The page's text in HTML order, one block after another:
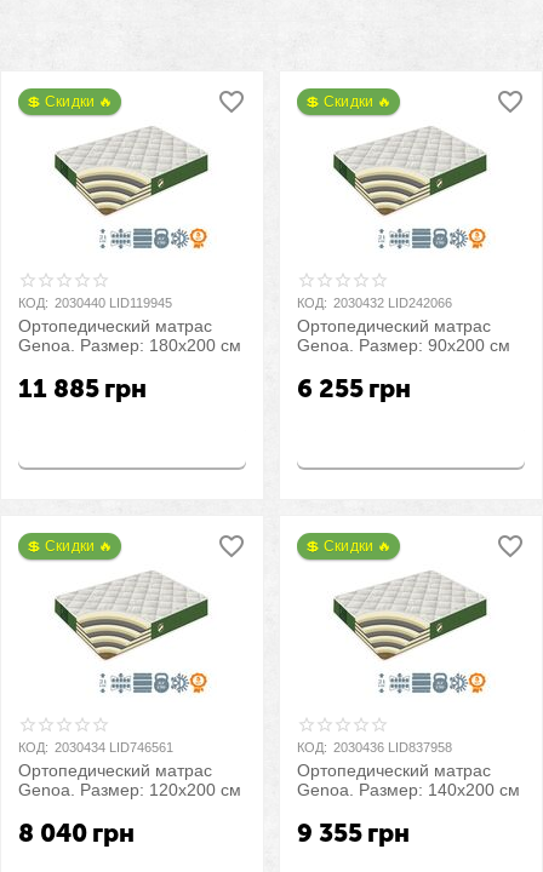
💲 Скидки 🔥
КОД: 2030440 LID119945
Ортопедический матрас
Genoa. Размер: 180х200 см
11 885 грн
💲 Скидки 🔥
КОД: 2030432 LID242066
Ортопедический матрас
Genoa. Размер: 90х200 см
6 255 грн
💲 Скидки 🔥
КОД: 2030434 LID746561
Ортопедический матрас
Genoa. Размер: 120х200 см
8 040 грн
💲 Скидки 🔥
КОД: 2030436 LID837958
Ортопедический матрас
Genoa. Размер: 140х200 см
9 355 грн